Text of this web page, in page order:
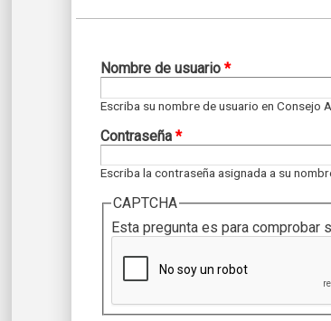
Nombre de usuario*
Escriba su nombre de usuario en Consejo
Contraseña*
Escriba la contraseña asignada a su
CAPTCHA
Esta pregunta es para